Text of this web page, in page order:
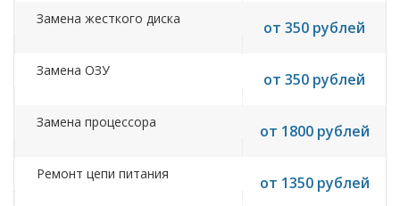
Замена жесткого диска от 350 рублей
Замена ОЗУ от 350 рублей
Замена процессора от 1800 рублей
Ремонт цепи питания от 1350 рублей